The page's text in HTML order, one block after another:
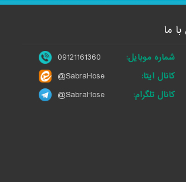
ما
شماره موبایل:
09121161360
کانال ایتا:
@SabraHose
کانال تلگرام:
@SabraHose